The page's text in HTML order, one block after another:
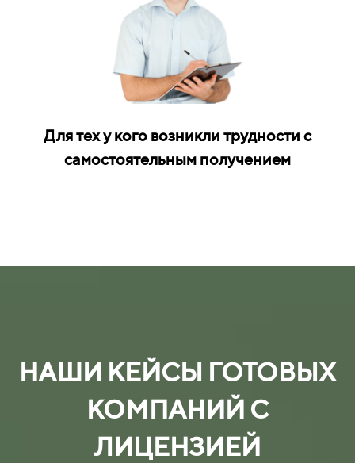
Для тех у кого возникли трудности с
самостоятельным получением
НАШИ КЕЙСЫ ГОТОВЫХ
КОМПАНИЙ С
ЛИЦЕНЗИЕЙ